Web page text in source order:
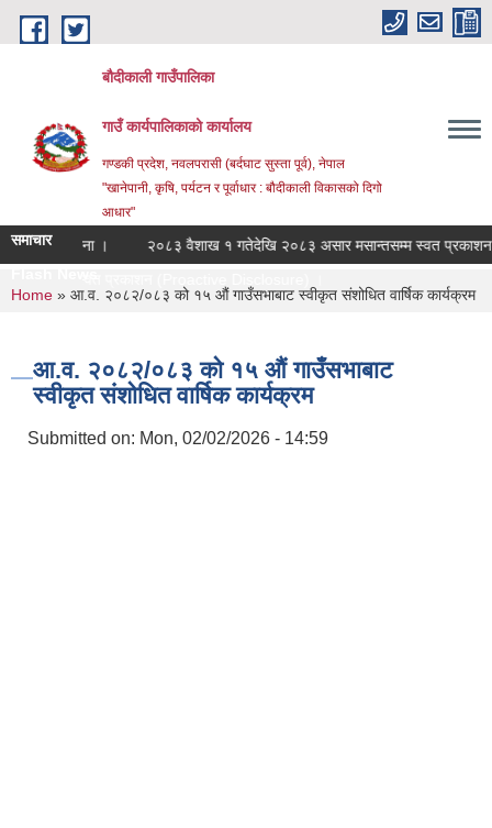
Skip to main content
बौदीकाली गाउँपालिका
गाउँ कार्यपालिकाको कार्यालय
गण्डकी प्रदेश, नवलपरासी (बर्दघाट सुस्ता पूर्व), नेपाल
"खानेपानी, कृषि, पर्यटन र पूर्वाधार : बौदीकाली विकासको दिगो
आधार"
समाचार
सूचना ।
२०८३ वैशाख १ गतेदेखि २०८३ असार मसान्तसम्म स्वत प्रकाशन
You are here
Home » आ.व. २०८२/०८३ को १५ औं गाउँसभाबाट स्वीकृत संशोधित वार्षिक कार्यक्रम
आ.व. २०८२/०८३ को १५ औं गाउँसभाबाट
स्वीकृत संशोधित वार्षिक कार्यक्रम
Submitted on: Mon, 02/02/2026 - 14:59